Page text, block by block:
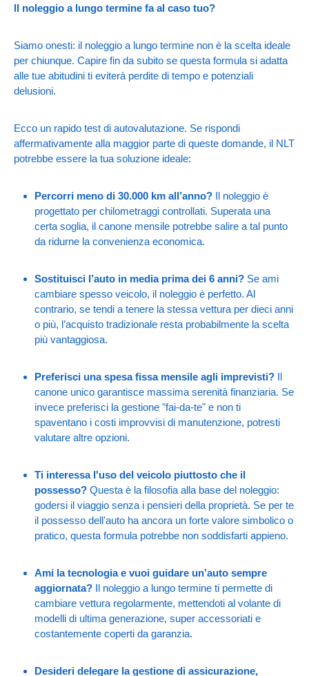
ll noleggio a lungo termine fa al caso tuo?
Siamo onesti: il noleggio a lungo termine non è la scelta ideale
per chiunque. Capire fin da subito se questa formula si adatta
alle tue abitudini ti eviterà perdite di tempo e potenziali
delusioni.
Ecco un rapido test di autovalutazione. Se rispondi
affermativamente alla maggior parte di queste domande, il NLT
potrebbe essere la tua soluzione ideale:
Percorri meno di 30.000 km all’anno? Il noleggio è
progettato per chilometraggi controllati. Superata una
certa soglia, il canone mensile potrebbe salire a tal punto
da ridurne la convenienza economica.
Sostituisci l’auto in media prima dei 6 anni? Se ami
cambiare spesso veicolo, il noleggio è perfetto. Al
contrario, se tendi a tenere la stessa vettura per dieci anni
o più, l’acquisto tradizionale resta probabilmente la scelta
più vantaggiosa.
Preferisci una spesa fissa mensile agli imprevisti? Il
canone unico garantisce massima serenità finanziaria. Se
invece preferisci la gestione "fai-da-te" e non ti
spaventano i costi improvvisi di manutenzione, potresti
valutare altre opzioni.
Ti interessa l'uso del veicolo piuttosto che il
possesso? Questa è la filosofia alla base del noleggio:
godersi il viaggio senza i pensieri della proprietà. Se per te
il possesso dell'auto ha ancora un forte valore simbolico o
pratico, questa formula potrebbe non soddisfarti appieno.
Ami la tecnologia e vuoi guidare un’auto sempre
aggiornata? Il noleggio a lungo termine ti permette di
cambiare vettura regolarmente, mettendoti al volante di
modelli di ultima generazione, super accessoriati e
costantemente coperti da garanzia.
Desideri delegare la gestione di assicurazione,